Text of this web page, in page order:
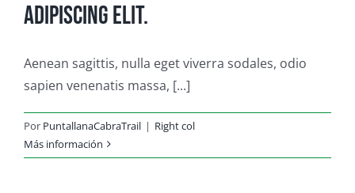
adipiscing elit.
Aenean sagittis, nulla eget viverra sodales, odio
sapien venenatis massa, [...]
Por PuntallanaCabraTrail | Right col
Más información